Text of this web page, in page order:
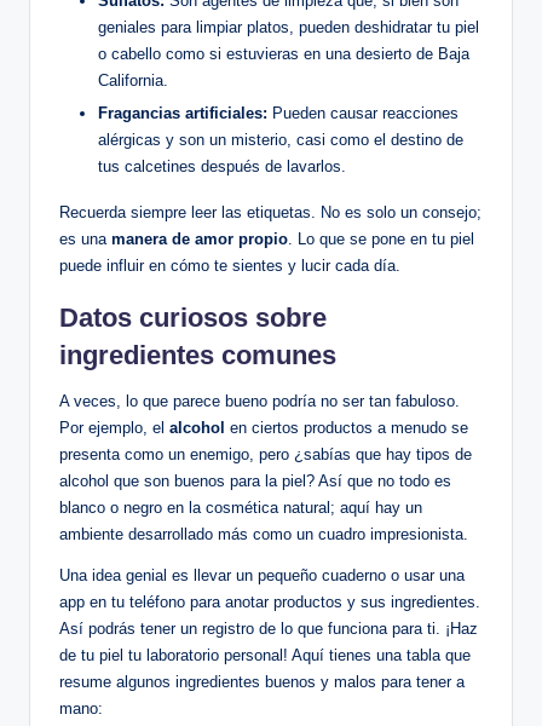
geniales para limpiar platos, pueden deshidratar tu piel
o cabello como si estuvieras en una desierto de Baja
California.
Fragancias artificiales: Pueden causar reacciones
alérgicas y son un misterio, casi como el destino de
tus calcetines después de lavarlos.
Recuerda siempre leer las etiquetas. No es solo un consejo;
es una manera de amor propio. Lo que se pone en tu piel
puede influir en cómo te sientes y lucir cada día.
Datos curiosos sobre
ingredientes comunes
A veces, lo que parece bueno podría no ser tan fabuloso.
Por ejemplo, el alcohol en ciertos productos a menudo se
presenta como un enemigo, pero ¿sabías que hay tipos de
alcohol que son buenos para la piel? Así que no todo es
blanco o negro en la cosmética natural; aquí hay un
ambiente desarrollado más como un cuadro impresionista.
Una idea genial es llevar un pequeño cuaderno o usar una
app en tu teléfono para anotar productos y sus ingredientes.
Así podrás tener un registro de lo que funciona para ti. ¡Haz
de tu piel tu laboratorio personal! Aquí tienes una tabla que
resume algunos ingredientes buenos y malos para tener a
mano: